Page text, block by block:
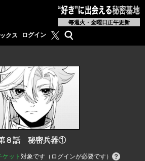
毎週火・金曜日正午更新
クス ログイン 月マガ基地公式X
検索
８話 秘密兵器①
ケット 対象です（ログインが必要です）